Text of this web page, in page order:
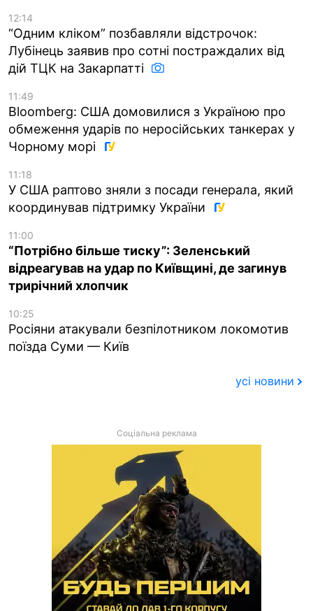
12:14
“Одним кліком” позбавляли відстрочок:
Лубінець заявив про сотні постраждалих від
дій ТЦК на Закарпатті
11:49
Bloomberg: США домовилися з Україною про
обмеження ударів по неросійських танкерах у
Чорному морі
11:18
У США раптово зняли з посади генерала, який
координував підтримку України
11:00
“Потрібно більше тиску”: Зеленський
відреагував на удар по Київщині, де загинув
трирічний хлопчик
10:25
Росіяни атакували безпілотником локомотив
поїзда Суми — Київ
усі новини
Соціальна реклама